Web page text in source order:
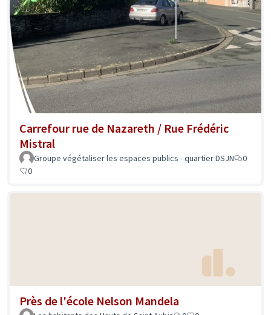
Carrefour rue de Nazareth / Rue Frédéric
Mistral
Groupe végétaliser les espaces publics - quartier DSJN
0
0
Près de l'école Nelson Mandela